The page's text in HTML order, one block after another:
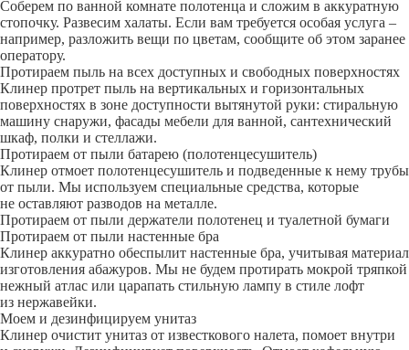
Соберем по ванной комнате полотенца и сложим в аккуратную
стопочку. Развесим халаты. Если вам требуется особая услуга –
например, разложить вещи по цветам, сообщите об этом заранее
оператору.
Протираем пыль на всех доступных и свободных поверхностях
Клинер протрет пыль на вертикальных и горизонтальных
поверхностях в зоне доступности вытянутой руки: стиральную
машину снаружи, фасады мебели для ванной, сантехнический
шкаф, полки и стеллажи.
Протираем от пыли батарею (полотенцесушитель)
Клинер отмоет полотенцесушитель и подведенные к нему трубы
от пыли. Мы используем специальные средства, которые
не оставляют разводов на металле.
Протираем от пыли держатели полотенец и туалетной бумаги
Протираем от пыли настенные бра
Клинер аккуратно обеспылит настенные бра, учитывая материал
изготовления абажуров. Мы не будем протирать мокрой тряпкой
нежный атлас или царапать стильную лампу в стиле лофт
из нержавейки.
Моем и дезинфицируем унитаз
Клинер очистит унитаз от известкового налета, помоет внутри